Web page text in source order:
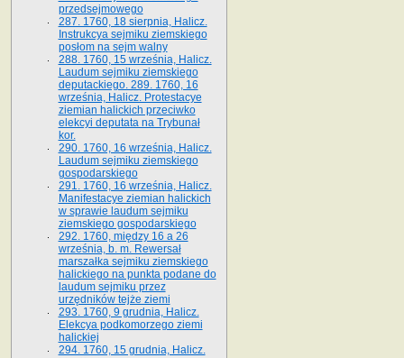
przedsejmowego
287. 1760, 18 sierpnia, Halicz.
Instrukcya sejmiku ziemskiego
posłom na sejm walny
288. 1760, 15 września, Halicz.
Laudum sejmiku ziemskiego
deputackiego. 289. 1760, 16
września, Halicz. Protestacye
ziemian halickich przeciwko
elekcyi deputata na Trybunał
kor.
290. 1760, 16 września, Halicz.
Laudum sejmiku ziemskiego
gospodarskiego
291. 1760, 16 września, Halicz.
Manifestacye ziemian halickich
w sprawie laudum sejmiku
ziemskiego gospodarskiego
292. 1760, między 16 a 26
września, b. m. Rewersał
marszałka sejmiku ziemskiego
halickiego na punkta podane do
laudum sejmiku przez
urzędników tejże ziemi
293. 1760, 9 grudnia, Halicz.
Elekcya podkomorzego ziemi
halickiej
294. 1760, 15 grudnia, Halicz.